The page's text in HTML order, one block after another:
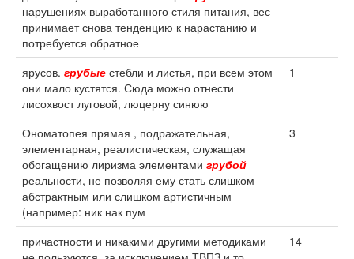
нарушениях выработанного стиля питания, вес
принимает снова тенденцию к нарастанию и
потребуется обратное
ярусов. грубые стебли и листья, при всем этом
они мало кустятся. Сюда можно отнести
лисохвост луговой, люцерну синюю
1
Ономатопея прямая , подражательная,
элементарная, реалистическая, служащая
обогащению лиризма элементами грубой
реальности, не позволяя ему стать слишком
абстрактным или слишком артистичным
(например: ник нак пум
3
причастности и никакими другими методиками
14